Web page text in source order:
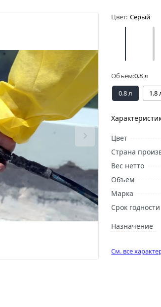
Цвет: Серый
Объем:0.8 л
0.8 л
1.8
Цвет
Страна
Вес нетто
Объем
Марка
Срок годности
Назначение
См. все